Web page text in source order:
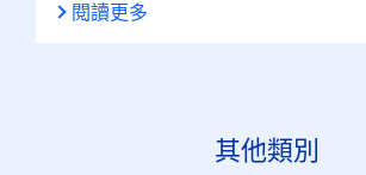
閱讀更多
其他類別